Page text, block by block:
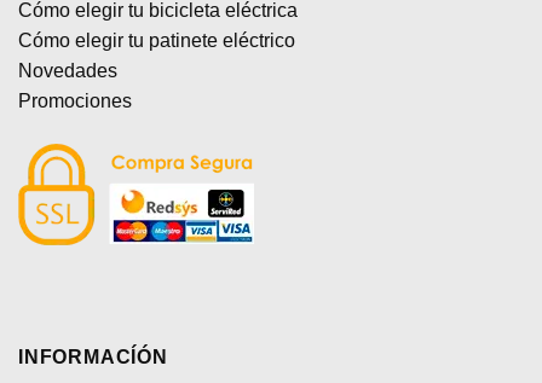
Cómo elegir tu bicicleta eléctrica
Cómo elegir tu patinete eléctrico
Novedades
Promociones
INFORMACÍÓN